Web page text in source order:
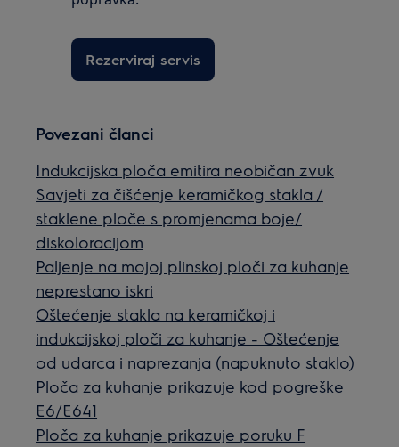
Rezerviraj servis
Povezani članci
Indukcijska ploča emitira neobičan zvuk
Savjeti za čišćenje keramičkog stakla /
staklene ploče s promjenama boje/
diskoloracijom
Paljenje na mojoj plinskoj ploči za kuhanje
neprestano iskri
Oštećenje stakla na keramičkoj i
indukcijskoj ploči za kuhanje - Oštećenje
od udarca i naprezanja (napuknuto staklo)
Ploča za kuhanje prikazuje kod pogreške
E6/E641
Ploča za kuhanje prikazuje poruku F